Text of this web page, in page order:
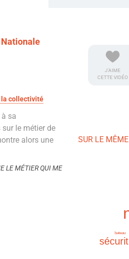
la collectivité
sa
le métier de
alors une
LE MÉTIER QUI ME
J'AIME
CETTE VIDÉO
SUR LE
bateau